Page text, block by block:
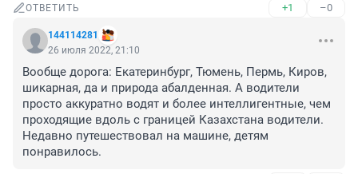
ОТВЕТИТЬ +1 –0
144114281
26 июля 2022, 21:10
Вообще дорога: Екатеринбург, Тюмень, Пермь, Киров,
шикарная, да и природа абалденная. А водители
просто аккуратно водят и более интеллигентные, чем
проходящие вдоль с границей Казахстана водители.
Недавно путешествовал на машине, детям
понравилось.